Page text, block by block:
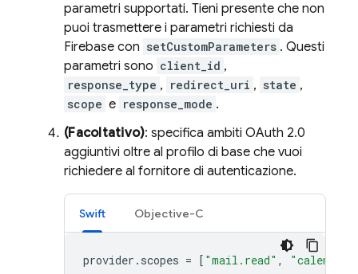
parametri supportati. Tieni presente che non
puoi trasmettere i parametri richiesti da
Firebase con setCustomParameters . Questi
parametri sono client_id ,
response_type , redirect_uri , state ,
scope e response_mode .
(Facoltativo): specifica ambiti OAuth 2.0
aggiuntivi oltre al profilo di base che vuoi
richiedere al fornitore di autenticazione.
Swift Objective-C
provider . scopes = [ "mail.read" ,